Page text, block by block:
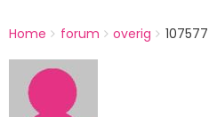
BREADCRUMBS
You
here:
Home forum overig 107577